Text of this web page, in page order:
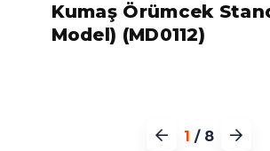
Kumaş Örümcek
Model) (MD0112)
1 / 8